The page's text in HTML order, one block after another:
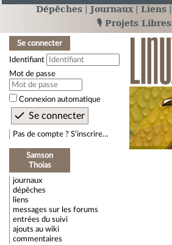
Dépêches Journaux Liens
🎙️ Projets Libres
Se connecter
Identifiant
Mot de passe
Connexion automatique
Pas de compte ? S’inscrire…
Samson
Thoias
journaux
dépêches
liens
messages sur les forums
entrées du suivi
ajouts au wiki
commentaires